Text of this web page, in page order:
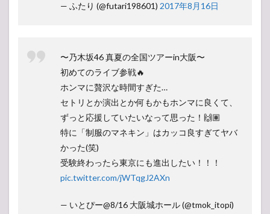
— ふたり (@futari198601) 2017年8月16日
〜乃木坂46 真夏の全国ツアーin大阪〜
初めてのライブ参戦🔥
ホンマに贅沢な時間すぎた…
セトリとか演出とか何もかもホンマに良くて、
ずっと応援していたいなって思った！🙌🏽
特に「制服のマネキン」はカッコ良すぎてヤバ
かった(笑)
受験終わったら東京にも進出したい！！！
pic.twitter.com/jWTqgJ2AXn
— いとぴー@8/16 大阪城ホール (@tmok_itopi)